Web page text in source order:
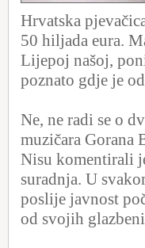
Hrvatska
50 hiljada eura.
Lijepoj našoj,
poznato gdje je
Ne, ne radi se o
muzičara Gorana
Nisu komentirali
suradnja. U
poslije javnost
od svojih